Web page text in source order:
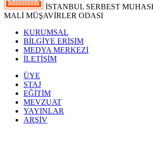
İSTANBUL SERBEST
MALİ MÜŞAVİRLER ODASI
KURUMSAL
BİLGİYE ERİŞİM
MEDYA MERKEZİ
İLETİŞİM
ÜYE
STAJ
EĞİTİM
MEVZUAT
YAYINLAR
ARŞİV